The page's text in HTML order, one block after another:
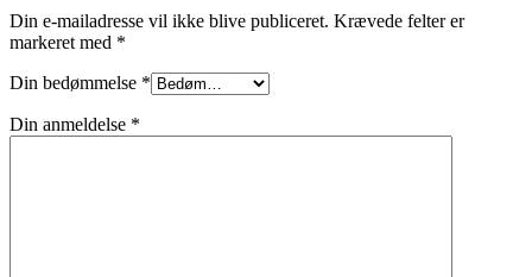
Din e-mailadresse vil ikke blive publiceret. Krævede felter er
markeret med *
Din bedømmelse *
Din anmeldelse *